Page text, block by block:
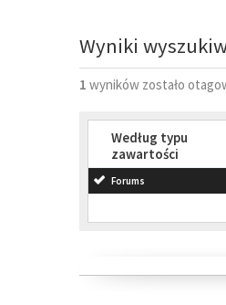
Wyniki
1 wyników zostało
Według typu
zawartości
Forums